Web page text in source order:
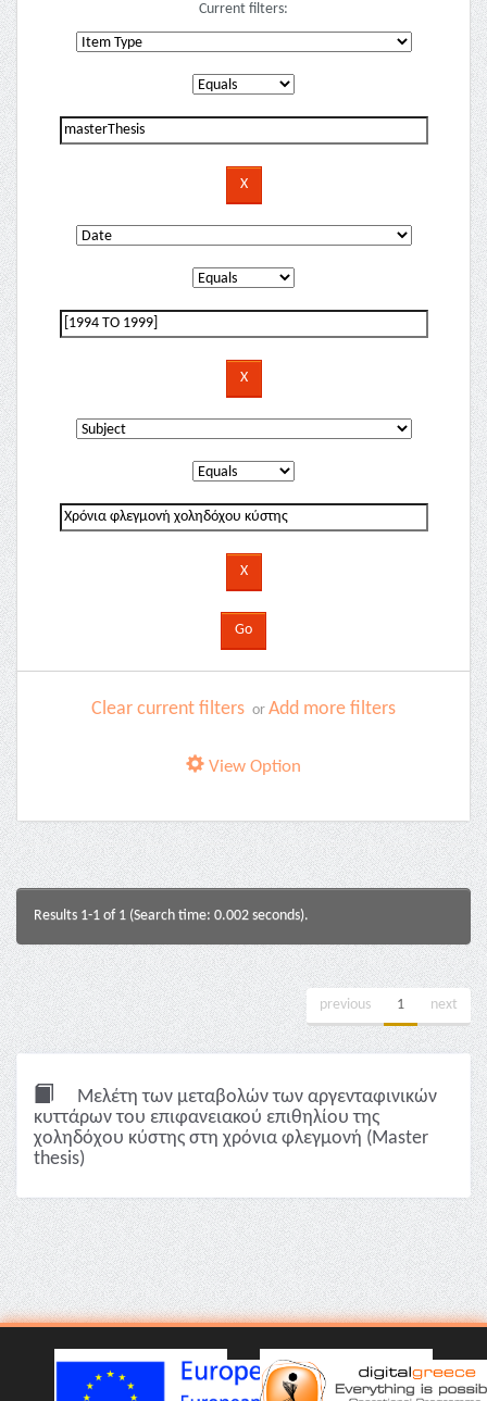
Current filters:
Clear current filters or Add more filters
View Option
Results 1-1 of 1 (Search time: 0.002 seconds).
previous 1 next
Μελέτη των μεταβολών των αργενταφινικών
κυττάρων του επιφανειακού επιθηλίου της
χοληδόχου κύστης στη χρόνια φλεγμονή (Master
thesis)